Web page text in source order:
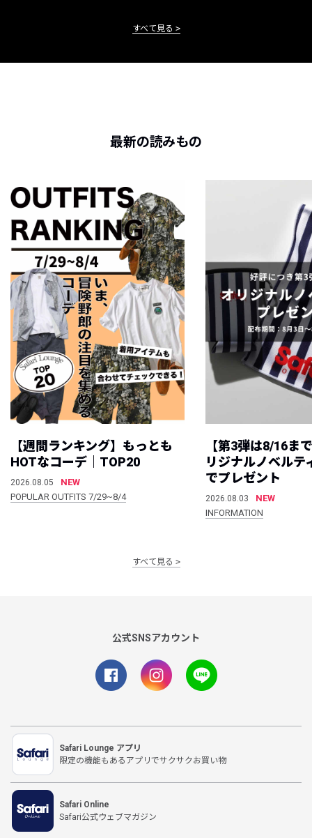
すべて見る
最新の読みもの
【週間ランキング】もっとも
HOTなコーデ｜TOP20
2026.08.05
NEW
POPULAR OUTFITS 7/29~8/4
【第3弾は8/16ま
リジナルノベルテ
でプレゼント
2026.08.03
NEW
INFORMATION
すべて見る
公式SNSアカウント
Safari Lounge アプリ
限定の機能もあるアプリでサクサクお買い物
Safari Online
Safari公式ウェブマガジン